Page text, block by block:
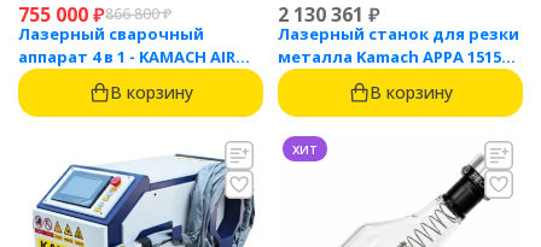
755 000₽866 800₽
Лазерный сварочный
аппарат 4 в 1 - KAMACH AIR
1500
В корзину
2 130 361 ₽
Лазерный станок для резки
металла Kamach APPA 1515
(1500 Вт)
В корзину
хит